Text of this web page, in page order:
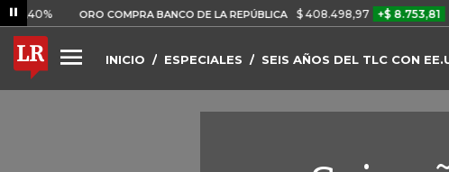
ORO COMPRA BANCO DE LA REPÚBLICA $ 408.498,97 +$ 8.753,81 +2,19%
INICIO ESPECIALES SEIS AÑOS DEL TLC CON